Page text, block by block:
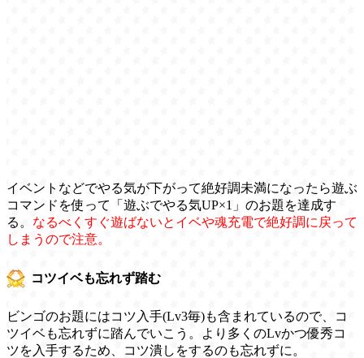
イベントなどでやる気が下がって絶好調未満になったら遊ぶ
コマンドを使って「遊ぶでやる気UP×1」のお題を達成す
る。 なるべくすぐ遊ばないとイベや魂充電で絶好調に戻って
しまうので注意。
コツイベも忘れず踏む
ビンゴのお題にはコツ入手(Lv3毎)も含まれているので、コ
ツイベも忘れずに踏んでいこう。より多くのLvかつ優秀コ
ツを入手するため、コツ潰しをするのも忘れずに。